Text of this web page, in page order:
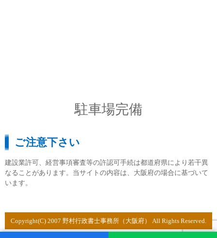
駐車場完備
ご注意下さい
建設業許可、経営事項審査等の許認可手続は都道府県により若干異
なることがあります。当サイトの内容は、大阪府の場合に基づいて
います。
Copyright(C) 2007 野村行政書士事務所（大阪府） All Rights Reserved.